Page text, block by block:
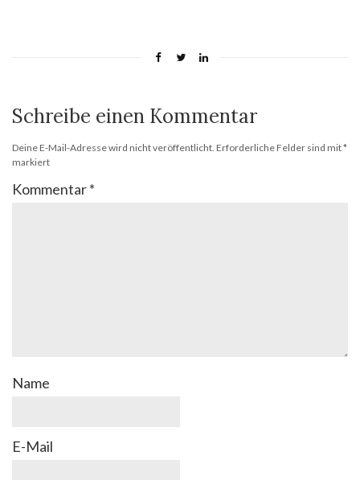
Schreibe einen Kommentar
Deine E-Mail-Adresse wird nicht veröffentlicht. Erforderliche Felder sind mit*
markiert
Kommentar*
Name
E-Mail